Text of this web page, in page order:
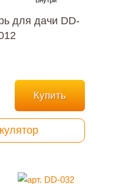
для дачи DD-
Купить